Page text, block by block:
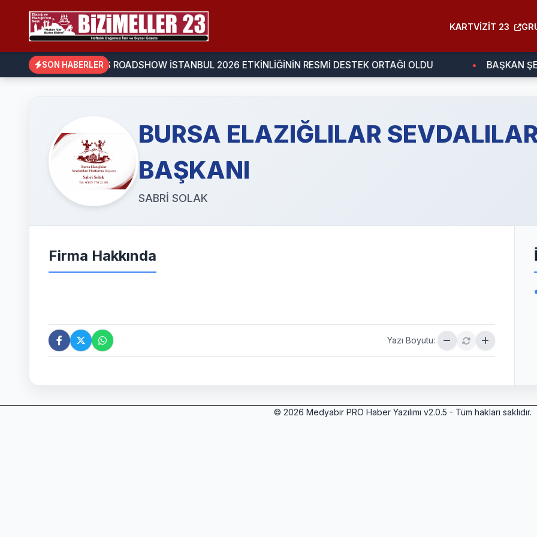
KARTVIZIT 23
SON HABERLER
PASSPORT SERIES ROADSHOW İSTANBUL 2026 ETKİNLİĞİNİN RESMİ DESTEK ORTAĞI OLDU BAŞKAN
BURSA ELAZIĞLILAR
BAŞKANI
SABRİ SOLAK
Firma Hakkında
Yazı Boyutu:
© 2026 Medyabir PRO Haber Yazılımı v2.0.5 - Tüm hakları saklıdır.